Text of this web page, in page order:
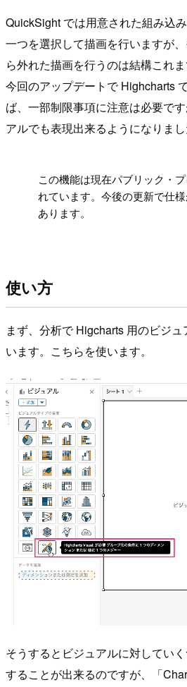
QuickSight では用意された組み込
一つを選択して描画を行いますが
ら外れた描画を行うのは結構これ
今回のアップデートで Highcharts
ば、一部制限事項に注意は必要で
アルでも表現出来るようになりまし
この機能は現在パブリック・
れています。今後の更新で仕
あります。
使い方
まず、分析で Higcharts 用のビジ
います。こちらを使います。
そうするとビジュアルに対してい
することが出来るのですが、「